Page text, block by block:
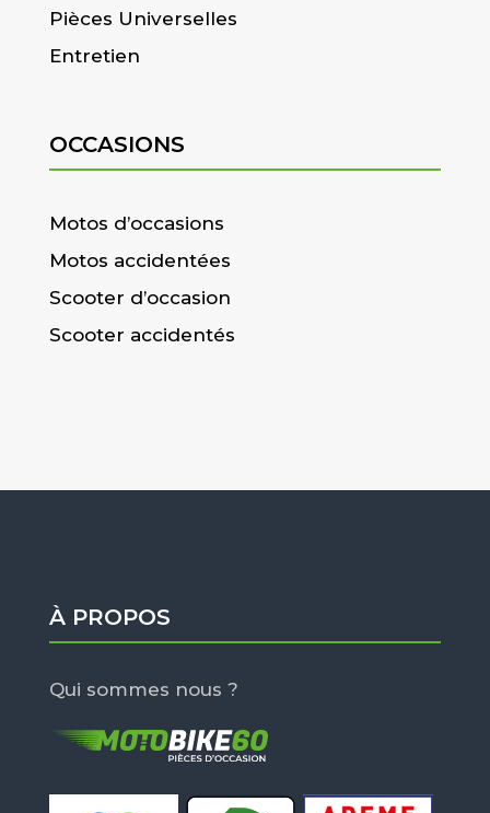
Pièces Universelles
Entretien
OCCASIONS
Motos d’occasions
Motos accidentées
Scooter d’occasion
Scooter accidentés
À PROPOS
Qui sommes nous ?